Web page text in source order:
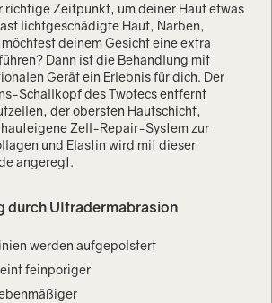
richtige Zeitpunkt, um deiner Haut etwas
lichtgeschädigte Haut, Narben,
deinem Gesicht eine extra
Dann ist die Behandlung mit
Gerät ein Erlebnis für dich. Der
Schallkopf des Twotecs entfernt
der obersten Hautschicht,
Zell-Repair-System zur
und Elastin wird mit dieser
angeregt.
durch Ultradermabrasion
werden aufgepolstert
feinporiger